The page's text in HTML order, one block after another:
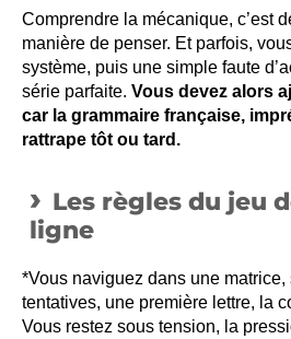
Comprendre la mécanique, c’est
manière de penser. Et parfois,
système, puis une simple faute
série parfaite. Vous devez alors
car la grammaire française,
rattrape tôt ou tard.
Les règles du jeu
ligne
*Vous naviguez dans une
tentatives, une première lettre, la
Vous restez sous tension, la